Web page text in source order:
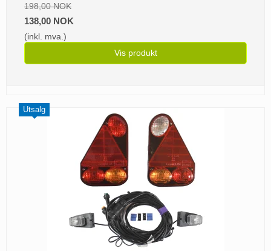
198,00 NOK
138,00 NOK
(inkl. mva.)
Vis produkt
Utsalg